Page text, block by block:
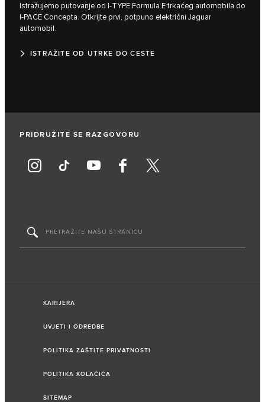
Istražujemo putovanje od I‑TYPE Formula E trkaćeg automobila do
I‑PACE Concepta. Otkrijte prvi, potpuno električni Jaguar
automobil.
ISTRAŽITE OD UTRKE DO CESTE
PRIDRUŽITE SE RAZGOVORU
KARIJERA
UVJETI I ODREDBE
POLITIKA ZAŠTITE PRIVATNOSTI
POLITIKA KOLAČIĆA
SITEMAP